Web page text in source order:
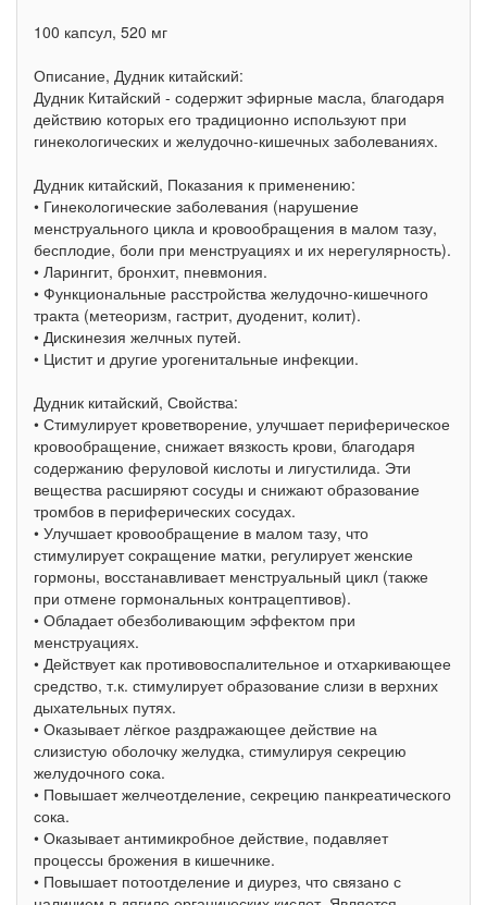
100 капсул, 520 мг
Описание, Дудник китайский:
Дудник Китайский - содержит эфирные масла, благодаря
действию которых его традиционно используют при
гинекологических и желудочно-кишечных заболеваниях.
Дудник китайский, Показания к применению:
• Гинекологические заболевания (нарушение
менструального цикла и кровообращения в малом тазу,
бесплодие, боли при менструациях и их нерегулярность).
• Ларингит, бронхит, пневмония.
• Функциональные расстройства желудочно-кишечного
тракта (метеоризм, гастрит, дуоденит, колит).
• Дискинезия желчных путей.
• Цистит и другие урогенитальные инфекции.
Дудник китайский, Свойства:
• Стимулирует кроветворение, улучшает периферическое
кровообращение, снижает вязкость крови, благодаря
содержанию феруловой кислоты и лигустилида. Эти
вещества расширяют сосуды и снижают образование
тромбов в периферических сосудах.
• Улучшает кровообращение в малом тазу, что
стимулирует сокращение матки, регулирует женские
гормоны, восстанавливает менструальный цикл (также
при отмене гормональных контрацептивов).
• Обладает обезболивающим эффектом при
менструациях.
• Действует как противовоспалительное и отхаркивающее
средство, т.к. стимулирует образование слизи в верхних
дыхательных путях.
• Оказывает лёгкое раздражающее действие на
слизистую оболочку желудка, стимулируя секрецию
желудочного сока.
• Повышает желчеотделение, секрецию панкреатического
сока.
• Оказывает антимикробное действие, подавляет
процессы брожения в кишечнике.
• Повышает потоотделение и диурез, что связано с